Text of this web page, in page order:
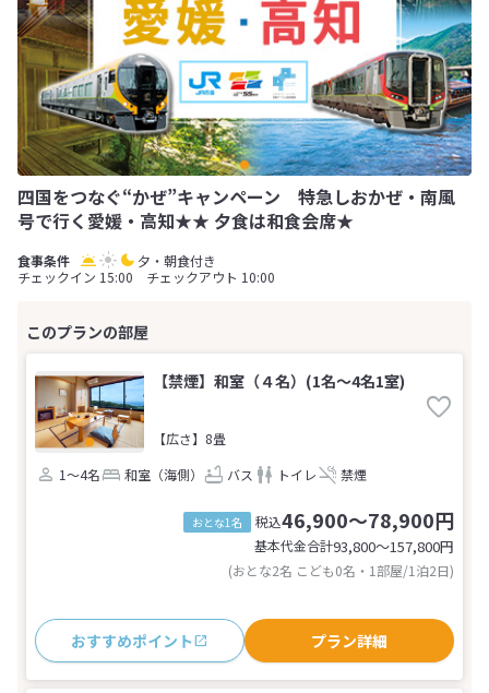
四国をつなぐ“かぜ”キャンペーン 特急しおかぜ・南風
号で行く愛媛・高知★★ 夕食は和食会席★
夕・朝食付き
チェックイン 15:00 チェックアウト 10:00
【禁煙】和室（４名）(1名～4名1室)
【広さ】8畳
1～4名
和室（海側） バス トイレ 禁煙
おとな1名 税込46,900～78,900円
基本代金合計93,800〜157,800円
(おとな2名 こども0名・1部屋/1泊2日)
おすすめポイント プラン詳細